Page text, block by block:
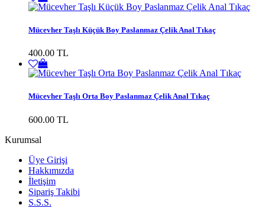
Mücevher Taşlı Küçük Boy Paslanmaz Çelik Anal Tıkaç
400.00 TL
Mücevher Taşlı Orta Boy Paslanmaz Çelik Anal Tıkaç
600.00 TL
Kurumsal
Üye Girişi
Hakkımızda
İletişim
Sipariş Takibi
S.S.S.